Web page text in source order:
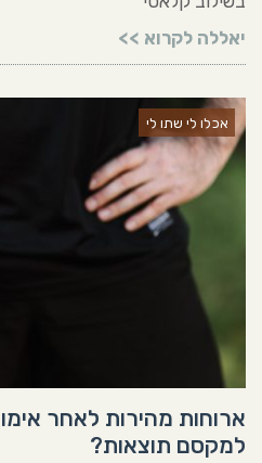
יאללה לקרוא >>
אכלו לי שתו לי
ארוחות מהירות לאחר
למקסם תוצאות?